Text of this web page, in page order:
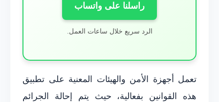
راسلنا على واتساب
الرد سريع خلال ساعات العمل.
تعمل أجهزة الأمن والهيئات المعنية على تطبيق
هذه القوانين بفعالية، حيث يتم إحالة الجرائم